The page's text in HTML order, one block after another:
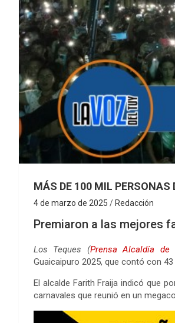
MÁS DE 100 MIL PERSONAS
4 de marzo de 2025 Redacción
Premiaron a las mejores
Los Teques (Prensa Alcaldía de
Guaicaipuro 2025, que contó con
El alcalde Farith Fraija indicó que
carnavales que reunió en un